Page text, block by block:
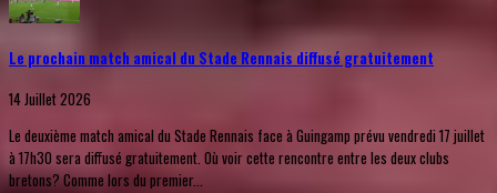
Le prochain match amical du Stade Rennais diffusé gratuitement
14 Juillet 2026
Le deuxième match amical du Stade Rennais face à Guingamp prévu vendredi 17 juillet
à 17h30 sera diffusé gratuitement. Où voir cette rencontre entre les deux clubs
bretons? Comme lors du premier...